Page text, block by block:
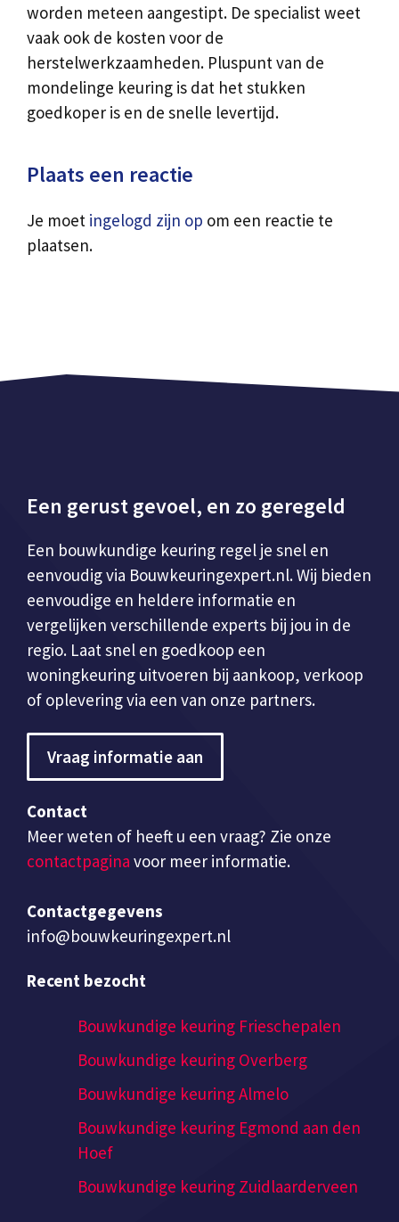
worden meteen aangestipt. De specialist weet
vaak ook de kosten voor de
herstelwerkzaamheden. Pluspunt van de
mondelinge keuring is dat het stukken
goedkoper is en de snelle levertijd.
Plaats een reactie
Je moet ingelogd zijn op om een reactie te
plaatsen.
Een gerust gevoel, en zo geregeld
Een bouwkundige keuring regel je snel en
eenvoudig via Bouwkeuringexpert.nl. Wij bieden
eenvoudige en heldere informatie en
vergelijken verschillende experts bij jou in de
regio. Laat snel en goedkoop een
woningkeuring uitvoeren bij aankoop, verkoop
of oplevering via een van onze partners.
Vraag informatie aan
Contact
Meer weten of heeft u een vraag? Zie onze
contactpagina voor meer informatie.
Contactgegevens
info@bouwkeuringexpert.nl
Recent bezocht
Bouwkundige keuring Frieschepalen
Bouwkundige keuring Overberg
Bouwkundige keuring Almelo
Bouwkundige keuring Egmond aan den
Hoef
Bouwkundige keuring Zuidlaarderveen